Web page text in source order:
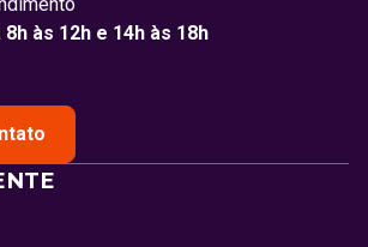
às 12h e 14h às 18h